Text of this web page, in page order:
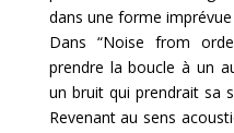
dans une forme
Dans “Noise from
prendre la boucle à un
un bruit qui prendrait sa
Revenant au sens